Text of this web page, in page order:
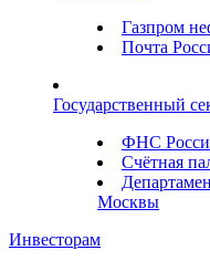
Газпром
Почта
Государственный
ФНС
Счётная
Москвы
Инвесторам